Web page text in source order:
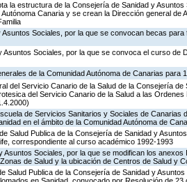
la estructura de la Consejería de Sanidad y
Canaria y se crean la Dirección general de
Sociales, por la que se convocan becas
Sociales, por la que se convoca el curso de
de la Comunidad Autónoma de Canarias para
del Servicio Canario de la Salud de la Consejería
del Servicio Canario de la Salud a las
de Servicios Sanitarios y Sociales de Canarias
en el ámbito de la Comunidad Autónoma de
Salud Publica de la Consejería de Sanidad y
correspondiente al curso académico 1992-1993
Sociales, por la que se modifican los
de Salud y la ubicación de Centros de Salud y
Salud Publica de la Consejería de Sanidad y